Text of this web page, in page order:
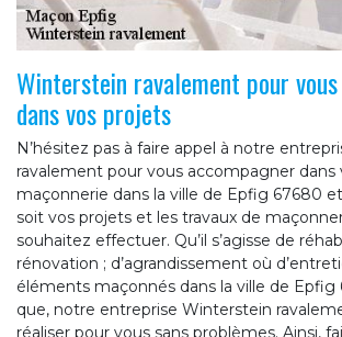
Winterstein ravalement pour
dans vos projets
N’hésitez pas à faire appel à notre
ravalement pour vous accompagner dans
maçonnerie dans la ville de Epfig 67680
soit vos projets et les travaux de
souhaitez effectuer. Qu’il s’agisse de
rénovation ; d’agrandissement où
éléments maçonnés dans la ville de Epfig
que, notre entreprise Winterstein
réaliser pour vous sans problèmes. Ainsi,